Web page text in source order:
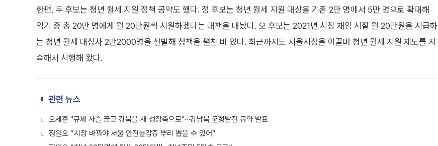
한편, 두 후보는 청년 월세 지원 정책 공약도 했다. 정 후보는 청년 월세 지원 대상을 기존 2만 명에서 5만 명으로 확대해
임기 중 총 20만 명에게 월 20만원씩 지원하겠다는 대책을 내놨다. 오 후보는 2021년 시장 재임 시절 월 20만원을 지급하
는 청년 월세 대상자 2만2000명을 선발해 정책을 펼친 바 있다. 최근까지도 서울시정을 이끌며 청년 월세 지원 제도를 지
속해서 시행해 왔다.
관련 뉴스
오세훈 "규제 사슬 끊고 강북을 새 성장축으로"⋯강남북 균형발전 공약 발표
정원오 “시장 바꿔야 서울 안전불감증 뿌리 뽑을 수 있어”